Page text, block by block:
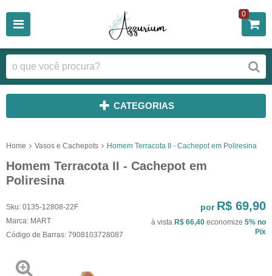
0
CATEGORIAS
Home Vasos e Cachepots Homem Terracota II - Cachepot em Poliresina
Homem Terracota II - Cachepot em
Poliresina
Sku: 0135-12808-22F
Marca: MART
Código de Barras: 7908103728087
por R$ 69,90
à vista R$ 66,40 economize 5% no
Pix